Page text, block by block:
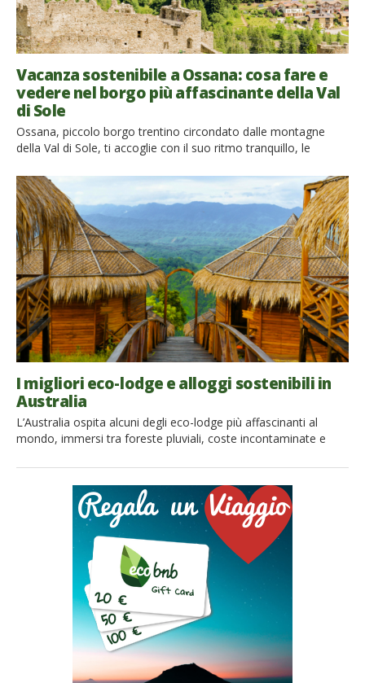
Vacanza sostenibile a Ossana: cosa fare e
vedere nel borgo più affascinante della Val
di Sole
Ossana, piccolo borgo trentino circondato dalle montagne
della Val di Sole, ti accoglie con il suo ritmo tranquillo, le
abbracciare ogni angolo del paese. Questa gemma,
incastonata tra il Parco Nazionale dello Stelvio e il Parco
Naturale Adamello Brenta, è la destinazione ideale […]
I migliori eco-lodge e alloggi sostenibili in
Australia
L’Australia ospita alcuni degli eco-lodge più affascinanti al
mondo, immersi tra foreste pluviali, coste incontaminate e
responsabile, questi soggiorni sostenibili offrono esperienze
indimenticabili, nel pieno rispetto dell’ambiente. Scegliere un
eco-lodge in Australia è uno dei modi migliori per viaggiare in
modo consapevole, tutelando l’ambiente e […]